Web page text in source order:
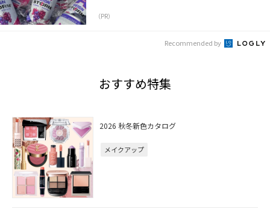
（PR）
Recommended by
おすすめ特集
2026 秋冬新色カタログ
メイクアップ